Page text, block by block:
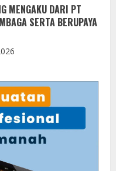
MENGAKU DARI PT
SERTA BERUPAYA